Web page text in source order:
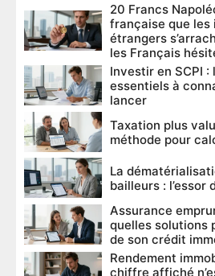
20 Francs
française que les
étrangers
les Français
Investir en SCPI :
essentiels à
lancer
Taxation plus
méthode pour
La
bailleurs : l’essor
Assurance
quelles solutions
de son crédit
Rendement
chiffre affiché